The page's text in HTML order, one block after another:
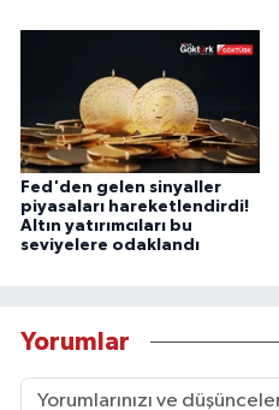
Fed'den gelen sinyaller
piyasaları hareketlendirdi!
Altın yatırımcıları bu
seviyelere odaklandı
Yorumlar